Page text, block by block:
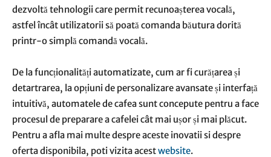
dezvoltă tehnologii care permit recunoașterea vocală,
astfel încât utilizatorii să poată comanda băutura dorită
printr-o simplă comandă vocală.
De la funcționalități automatizate, cum ar fi curățarea și
detartrarea, la opțiuni de personalizare avansate și interfață
intuitivă, automatele de cafea sunt concepute pentru a face
procesul de preparare a cafelei cât mai ușor și mai plăcut.
Pentru a afla mai multe despre aceste inovatii si despre
oferta disponibila, poti vizita acestwebsite.